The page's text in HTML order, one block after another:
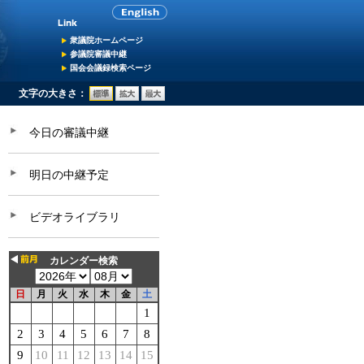
衆議院ホームページ
参議院審議中継
国会会議録検索ページ
文字の大きさ：
今日の審議中継
明日の中継予定
ビデオライブラリ
カレンダー検索
日 月 火 水 木 金 土
1
2
3 4 5 6 7
8
9
10 11 12 13 14
15